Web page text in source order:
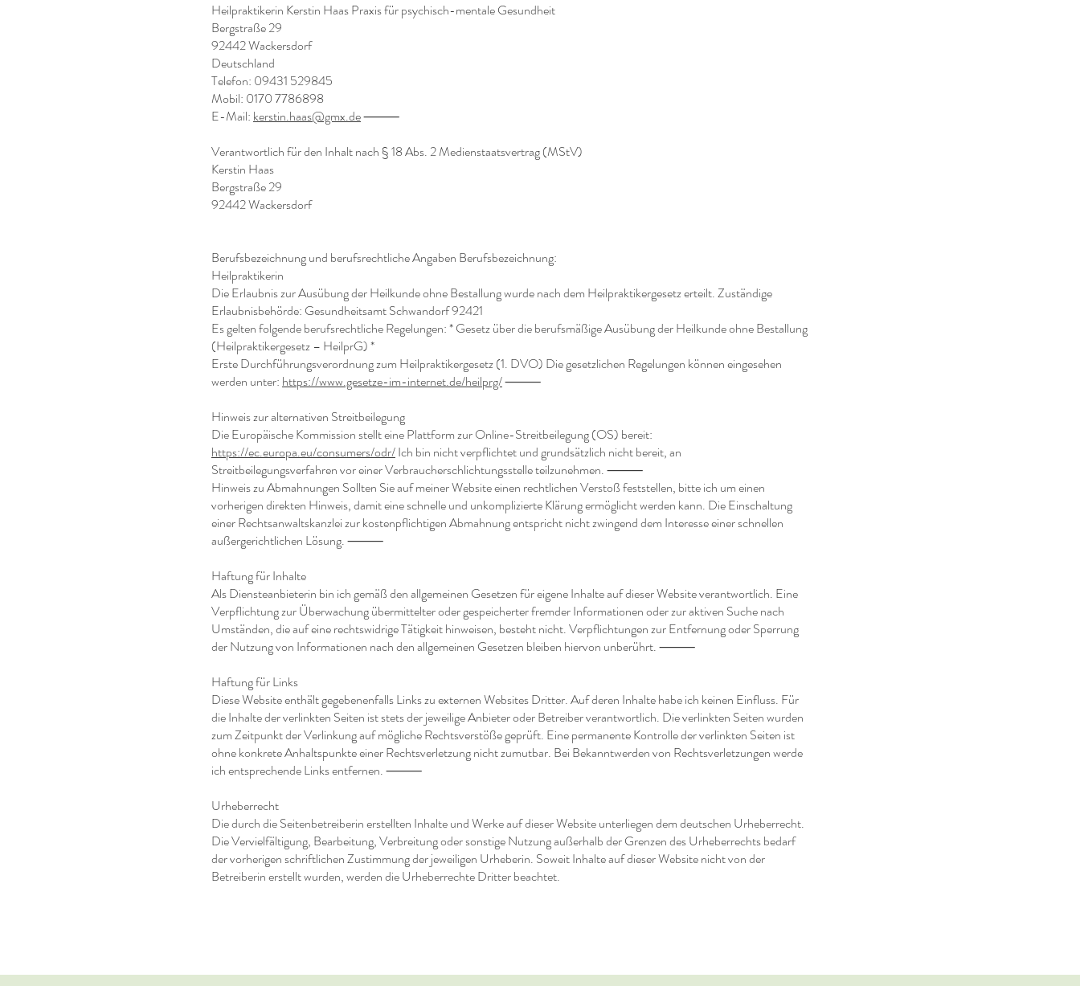
Heilpraktikerin Kerstin Haas Praxis für psychisch-mentale Gesundheit
Bergstraße 29
92442 Wackersdorf
Deutschland
Telefon: 09431 529845
Mobil: 0170 7786898
E-Mail: kerstin.haas@gmx.de⸻
Verantwortlich für den Inhalt nach § 18 Abs. 2 Medienstaatsvertrag (MStV)
Kerstin Haas
Bergstraße 29
92442 Wackersdorf
Berufsbezeichnung und berufsrechtliche Angaben Berufsbezeichnung:
Heilpraktikerin
Die Erlaubnis zur Ausübung der Heilkunde ohne Bestallung wurde nach dem Heilpraktikergesetz erteilt. Zuständige
Erlaubnisbehörde: Gesundheitsamt Schwandorf 92421
Es gelten folgende berufsrechtliche Regelungen: * Gesetz über die berufsmäßige Ausübung der Heilkunde ohne Bestallung
(Heilpraktikergesetz – HeilprG) *
Erste Durchführungsverordnung zum Heilpraktikergesetz (1. DVO) Die gesetzlichen Regelungen können eingesehen
werden unter: https://www.gesetze-im-internet.de/heilprg/⸻
Hinweis zur alternativen Streitbeilegung
Die Europäische Kommission stellt eine Plattform zur Online-Streitbeilegung (OS) bereit:
https://ec.europa.eu/consumers/odr/Ich bin nicht verpflichtet und grundsätzlich nicht bereit, an
Streitbeilegungsverfahren vor einer Verbraucherschlichtungsstelle teilzunehmen. ⸻
Hinweis zu Abmahnungen Sollten Sie auf meiner Website einen rechtlichen Verstoß feststellen, bitte ich um einen
vorherigen direkten Hinweis, damit eine schnelle und unkomplizierte Klärung ermöglicht werden kann. Die Einschaltung
einer Rechtsanwaltskanzlei zur kostenpflichtigen Abmahnung entspricht nicht zwingend dem Interesse einer schnellen
außergerichtlichen Lösung. ⸻
Haftung für Inhalte
Als Diensteanbieterin bin ich gemäß den allgemeinen Gesetzen für eigene Inhalte auf dieser Website verantwortlich. Eine
Verpflichtung zur Überwachung übermittelter oder gespeicherter fremder Informationen oder zur aktiven Suche nach
Umständen, die auf eine rechtswidrige Tätigkeit hinweisen, besteht nicht. Verpflichtungen zur Entfernung oder Sperrung
der Nutzung von Informationen nach den allgemeinen Gesetzen bleiben hiervon unberührt. ⸻
Haftung für Links
Diese Website enthält gegebenenfalls Links zu externen Websites Dritter. Auf deren Inhalte habe ich keinen Einfluss. Für
die Inhalte der verlinkten Seiten ist stets der jeweilige Anbieter oder Betreiber verantwortlich. Die verlinkten Seiten wurden
zum Zeitpunkt der Verlinkung auf mögliche Rechtsverstöße geprüft. Eine permanente Kontrolle der verlinkten Seiten ist
ohne konkrete Anhaltspunkte einer Rechtsverletzung nicht zumutbar. Bei Bekanntwerden von Rechtsverletzungen werde
ich entsprechende Links entfernen. ⸻
Urheberrecht
Die durch die Seitenbetreiberin erstellten Inhalte und Werke auf dieser Website unterliegen dem deutschen Urheberrecht.
Die Vervielfältigung, Bearbeitung, Verbreitung oder sonstige Nutzung außerhalb der Grenzen des Urheberrechts bedarf
der vorherigen schriftlichen Zustimmung der jeweiligen Urheberin. Soweit Inhalte auf dieser Website nicht von der
Betreiberin erstellt wurden, werden die Urheberrechte Dritter beachtet.